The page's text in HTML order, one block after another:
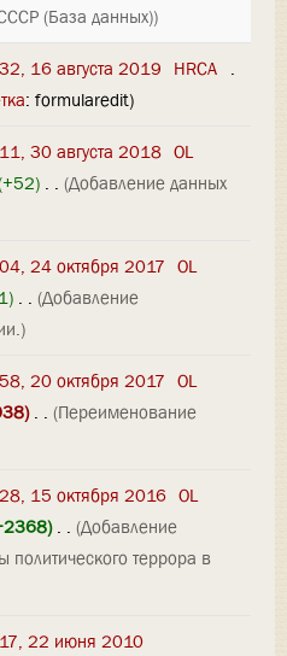
(База данных))
16 августа 2019 HRCA .
: formularedit)
30 августа 2018 OL
. . (Добавление данных
24 октября 2017 OL
. . (Добавление
20 октября 2017 OL
‎ . . (Переименование
15 октября 2016 OL
‎ . . (Добавление
террора в
22 июня 2010